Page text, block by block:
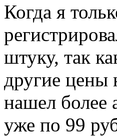
Когда я
штуку, так
другие цены
нашел более
уже по 99